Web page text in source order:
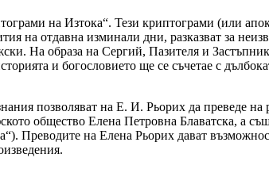
на Изтока“. Тези криптограми (или
на отдавна изминали дни, разказват за
На образа на Сергий, Пазителя и
и богословието ще се съчетае с
позволяват на Е. И. Рьорих да преведе на
общество Елена Петровна Блаватска, а
Преводите на Елена Рьорих дават